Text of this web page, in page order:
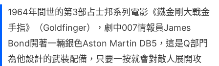
1964年問世的第3部占士邦系列電影《鐵金剛大戰金
手指》（Goldfinger），劇中007情報員James
Bond開著一輛銀色Aston Martin DB5，這是Q部門
為他設計的武裝配備，只要一按就會對敵人展開攻